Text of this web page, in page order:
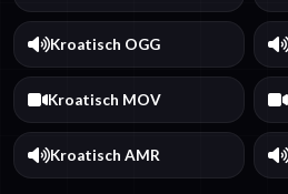
Kroatisch OGG
Kroatisch MOV
Kroatisch AMR